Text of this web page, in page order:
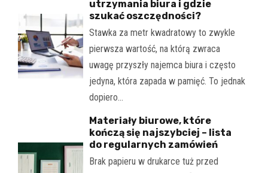
utrzymania biura i gdzie
szukać oszczędności?
Stawka za metr kwadratowy to zwykle
pierwsza wartość, na którą zwraca
uwagę przyszły najemca biura i często
jedyna, która zapada w pamięć. To jednak
dopiero…
Materiały biurowe, które
kończą się najszybciej – lista
do regularnych zamówień
Brak papieru w drukarce tuż przed